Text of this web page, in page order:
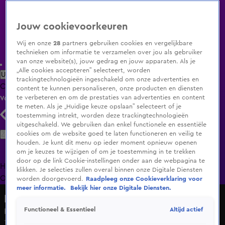
Uitzending Gemist Populaire programma's Zenders Genres
ClipsFilmsRadioSmart TV inlogShop
Volg KIJK
Zoeken
HomeUitzending Gemist Programma's De Bondgenoten
OranjezomerLivestreamsShop
Hoe is het nu tussen Charlotte en Sjorleone
12 mrt 2025, 10:20
Jouw cookievoorkeuren
Wij en onze28 partners gebruiken cookies en vergelijkbare
technieken om informatie te verzamelen over jou als gebruiker
van onze website(s), jouw gedrag en jouw apparaten. Als je
„Alle cookies accepteren” selecteert, worden
trackingtechnologieën ingeschakeld om onze advertenties en
content te kunnen personaliseren, onze producten en diensten
te verbeteren en om de prestaties van advertenties en content
te meten. Als je „Huidige keuze opslaan” selecteert of je
toestemming intrekt, worden deze trackingtechnologieën
uitgeschakeld. We gebruiken dan enkel functionele en essentiële
cookies om de website goed te laten functioneren en veilig te
houden. Je kunt dit menu op ieder moment opnieuw openen
om je keuzes te wijzigen of om je toestemming in te trekken
door op de link Cookie-instellingen onder aan de webpagina te
klikken. Je selecties zullen overal binnen onze Digitale Diensten
worden doorgevoerd.
Raadpleeg onze Cookieverklaring voor
meer informatie.
Bekijk hier onze Digitale Diensten.
Functioneel & Essentieel Altijd actief